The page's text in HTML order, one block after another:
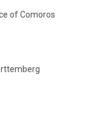
of Comoros